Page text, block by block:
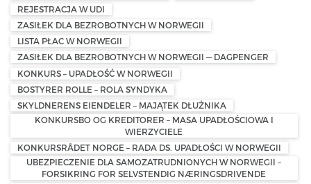
REJESTRACJA W UDI
ZASIŁEK DLA BEZROBOTNYCH W NORWEGII
LISTA PŁAC W NORWEGII
ZASIŁEK DLA BEZROBOTNYCH W NORWEGII — DAGPENGER
KONKURS – UPADŁOŚĆ W NORWEGII
BOSTYRER ROLLE – ROLA SYNDYKA
SKYLDNERENS EIENDELER – MAJĄTEK DŁUŻNIKA
KONKURSBO OG KREDITORER – MASA UPADŁOŚCIOWA I
WIERZYCIELE
KONKURSRÅDET NORGE – RADA DS. UPADŁOŚCI W NORWEGII
UBEZPIECZENIE DLA SAMOZATRUDNIONYCH W NORWEGII –
FORSIKRING FOR SELVSTENDIG NÆRINGSDRIVENDE